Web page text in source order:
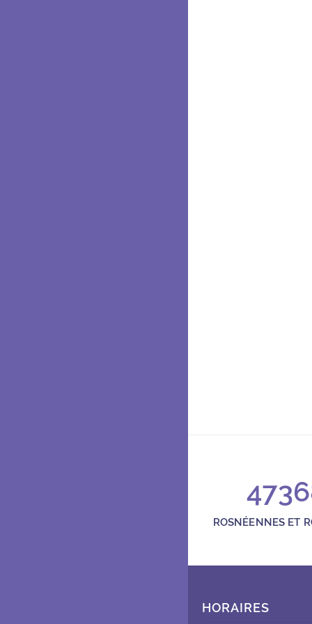
Ouvert du mardi au
ROSNÉENNES ET
HORAIRES